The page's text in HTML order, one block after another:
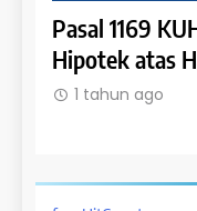
Pasal 1169
Hipotek atas
1 tahun ago